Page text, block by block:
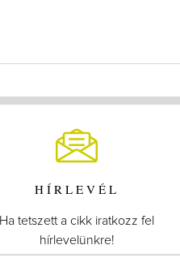
HÍRLEVÉL
Ha tetszett a cikk iratkozz fel
hírlevelünkre!